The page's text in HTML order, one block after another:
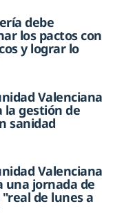
debe
los pactos con
y lograr lo
Valenciana
la gestión de
sanidad
Valenciana
una jornada de
de lunes a